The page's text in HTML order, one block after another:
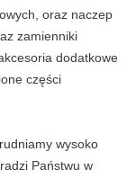
oraz naczep
zamienniki
dodatkowe
części
wysoko
Państwu w